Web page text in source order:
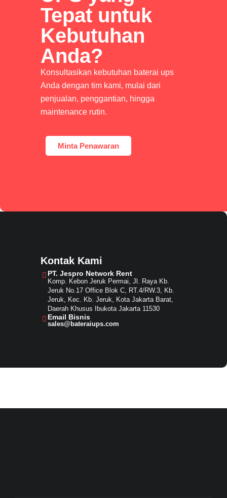
Tepat untuk
Kebutuhan
Anda?
Konsultasikan kebutuhan baterai ups
Anda dengan tim kami, mulai dari
penjualan, penggantian, hingga
maintenance rutin.
Minta Penawaran
Kontak Kami
PT. Jespro Network Rent​
Komp. Kebon Jeruk Permai, Jl. Raya Kb.
Jeruk No.17 Office Blok C, RT.4/RW.3, Kb.
Jeruk, Kec. Kb. Jeruk, Kota Jakarta Barat,
Daerah Khusus Ibukota Jakarta 11530
Email Bisnis​
sales@bateraiups.com